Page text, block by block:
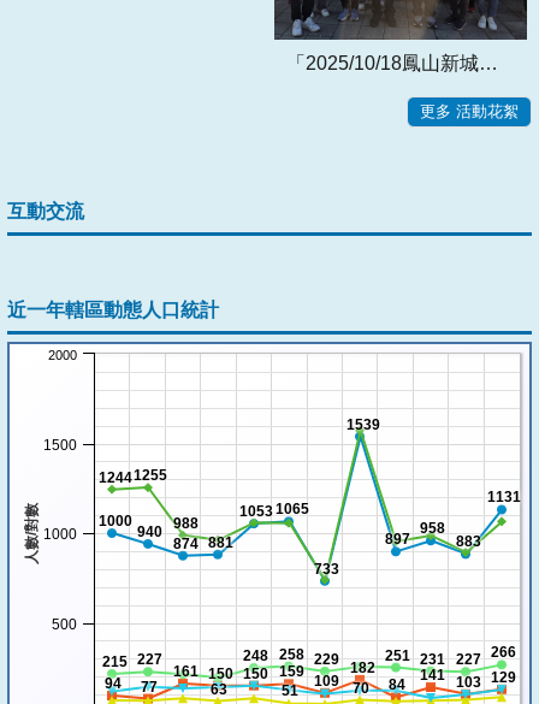
「2025/10/18鳳山新城樂重陽 」設攤宣導活動
更多 活動花絮
互動交流
近一年轄區動態人口統計
人數/對數 1000
940
874 881
10531065
733
1539
897
958
883
1131
12441255
988
94 77
161 150 150 159
109
182
84
141 103 129
63 51 70
215 227 248 258 229 251 231 227 266
500
1000
1500
2000